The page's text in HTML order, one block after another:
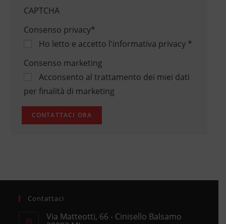
CAPTCHA
Consenso privacy*
Ho letto e accetto l'informativa privacy*
Consenso marketing
Acconsento al trattamento dei miei dati
per finalità di marketing
Contattaci
Via Matteotti, 66 - Cinisello Balsamo